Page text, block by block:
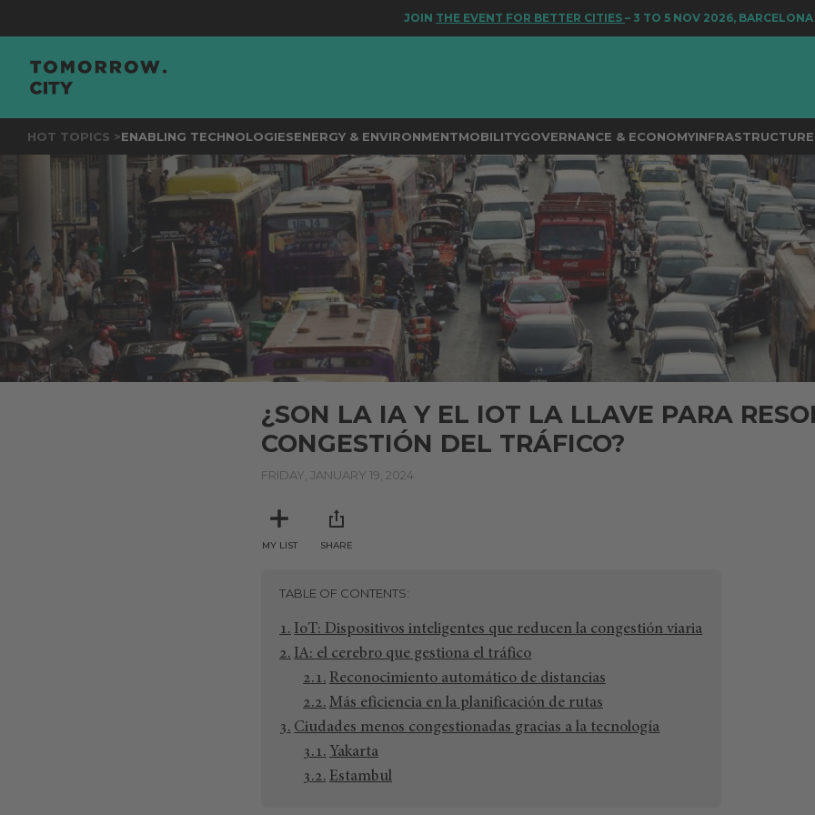
THE EVENT FOR BETTER CITIES– 3 TO 5 NOV 2026, BARCELONA
HOT TOPICS >ENABLING TECHNOLOGIESENERGY & ENVIRONMENTMOBILITYGOVERNANCE & ECONOMY
¿SON LA IA Y EL IOT LA LLAVE PARA
CONGESTIÓN DEL TRÁFICO?
FRIDAY, JANUARY 19, 2024
MY LIST SHARE
TABLE OF CONTENTS
IoT: Dispositivos inteligentes que reducen la congestión viaria
IA: el cerebro que gestiona el tráfico
Reconocimiento automático de distancias
Más eficiencia en la planificación de rutas
Ciudades menos congestionadas gracias a la tecnología
Yakarta
Estambul